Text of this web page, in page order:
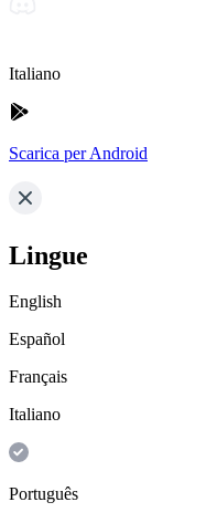
Italiano
Scarica per Android
Lingue
English
Español
Français
Italiano
Português